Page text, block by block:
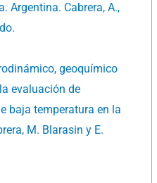
Argentina. Cabrera, A.,
geoquímico
evaluación de
baja temperatura en la
M. Blarasin y E.